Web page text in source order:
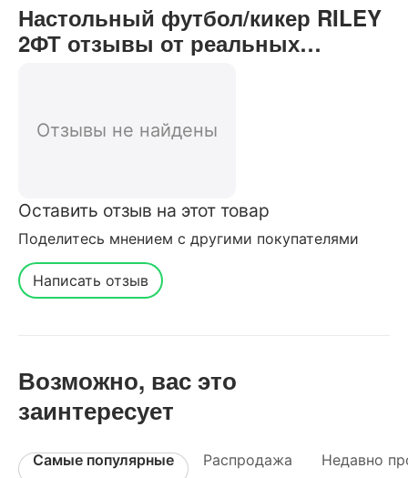
Настольный футбол/кикер RILEY
2ФТ отзывы от реальных
Отзывы не найдены
Оставить отзыв на этот товар
Поделитесь мнением с другими покупателями
Написать отзыв
Возможно, вас это
заинтересует
Самые популярные Распродажа Недавно